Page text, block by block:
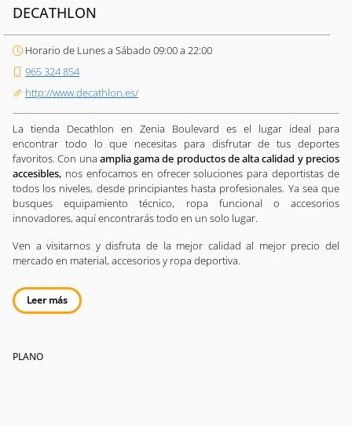
DECATHLON
Horario de Lunes a Sábado 09:00 a 22:00
965 324 854
http://www.decathlon.es/
La tienda Decathlon en Zenia Boulevard es el lugar ideal para
encontrar todo lo que necesitas para disfrutar de tus deportes
favoritos. Con una amplia gama de productos de alta calidad y precios
accesibles, nos enfocamos en ofrecer soluciones para deportistas de
todos los niveles, desde principiantes hasta profesionales. Ya sea que
busques equipamiento técnico, ropa funcional o accesorios
innovadores, aquí encontrarás todo en un solo lugar.
Ven a visitarnos y disfruta de la mejor calidad al mejor precio del
mercado en material, accesorios y ropa deportiva.
Leer más
PLANO